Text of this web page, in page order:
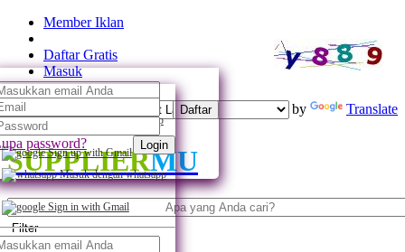
Member Iklan
Daftar Gratis
Daftar
Daftar dengan whatsapp
Sign up with Gmail
Masuk
password? Login
Masuk dengan whatsapp
Sign in with Gmail
Powered by Translate
SUPPLIERMU
Filter